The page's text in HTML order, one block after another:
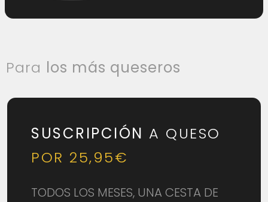
Para los más queseros
SUSCRIPCIÓN A QUESO
POR 25,95€
TODOS LOS MESES, UNA CESTA DE